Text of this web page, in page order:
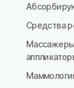
Средства